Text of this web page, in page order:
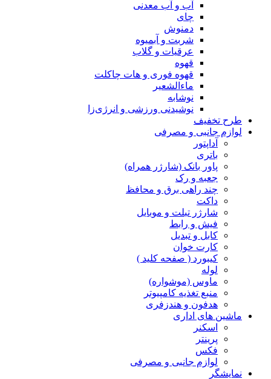
آب و آب معدنی
چای
دمنوش
شربت و آبمیوه
عرقیات و گلاب
قهوه
قهوه فوری و هات چاکلت
ماءالشعیر
نوشابه
نوشیدنی ورزشی و انرژی‌زا
طرح تخفیف
لوازم جانبی و مصرفی
آداپتور
باتری
پاور بانک (شارژر همراه)
جعبه و رک
چند راهی برق و محافظ
داکت
شارژر تبلت و موبایل
فیش و رابط
کابل و تبدیل
کارت خوان
کیبورد ( صفحه کلید )
لوله
ماوس (موشواره)
منبع تغذیه کامپیوتر
هدفون و هندزفری
ماشین های اداری
اسکنر
پرینتر
فکس
لوازم جانبی و مصرفی
نمایشگر